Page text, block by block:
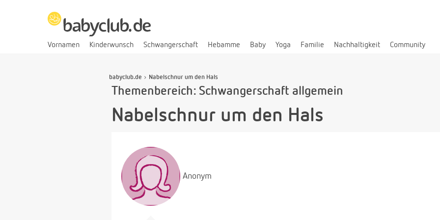
Vornamen Kinderwunsch Schwangerschaft Hebamme Baby Yoga Familie Nachhaltigkeit Community
babyclub.de Nabelschnur um den Hals
Themenbereich: Schwangerschaft allgemein
Nabelschnur um den Hals
Anonym